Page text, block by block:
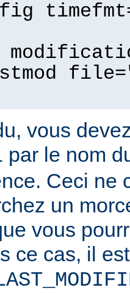
vous
par le nom
Ceci ne
un
vous
ce cas, il